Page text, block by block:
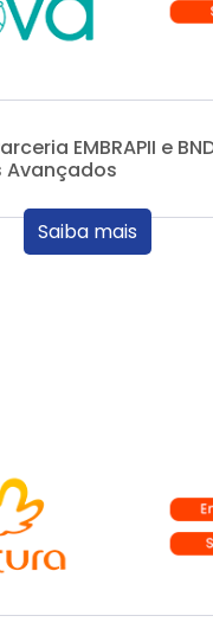
EMBRAPII e
Avançados
Saiba mais